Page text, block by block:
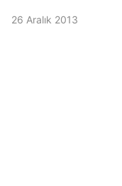
26 Aralık 2013